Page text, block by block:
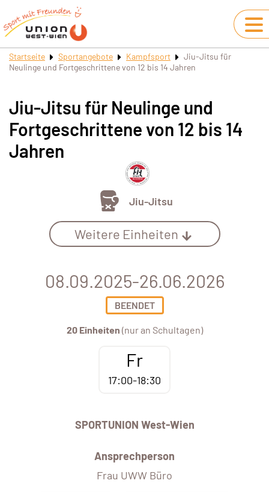
Startseite Sportangebote Kampfsport
Jiu-Jitsu für
Neulinge und Fortgeschrittene von 12 bis 14 Jahren
Jiu-Jitsu für Neulinge und
Fortgeschrittene von 12 bis 14
Jahren
Jiu-Jitsu
Weitere Einheiten
08.09.2025-26.06.2026
BEENDET
20 Einheiten (nur an Schultagen)
Fr
17:00-18:30
SPORTUNION West-Wien
Ansprechperson
Frau UWW Büro